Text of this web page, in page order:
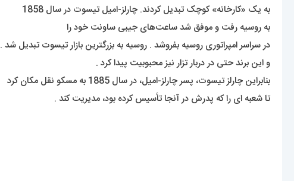
به یک «کارخانه» کوچک تبدیل کردند. چارلز-امیل تیسوت در سال 1858
به روسیه رفت و موفق شد ساعت‌های جیبی ساونت خود را
در سراسر امپراتوری روسیه بفروشد . روسیه به بزرگترین بازار تیسوت تبدیل شد .
و این برند حتی در دربار تزار نیز محبوبیت پیدا کرد .
بنابراین چارلز تیسوت، پسر چارلز-امیل، در سال 1885 به مسکو نقل مکان کرد
تا شعبه ای را که پدرش در آنجا تأسیس کرده بود، مدیریت کند .